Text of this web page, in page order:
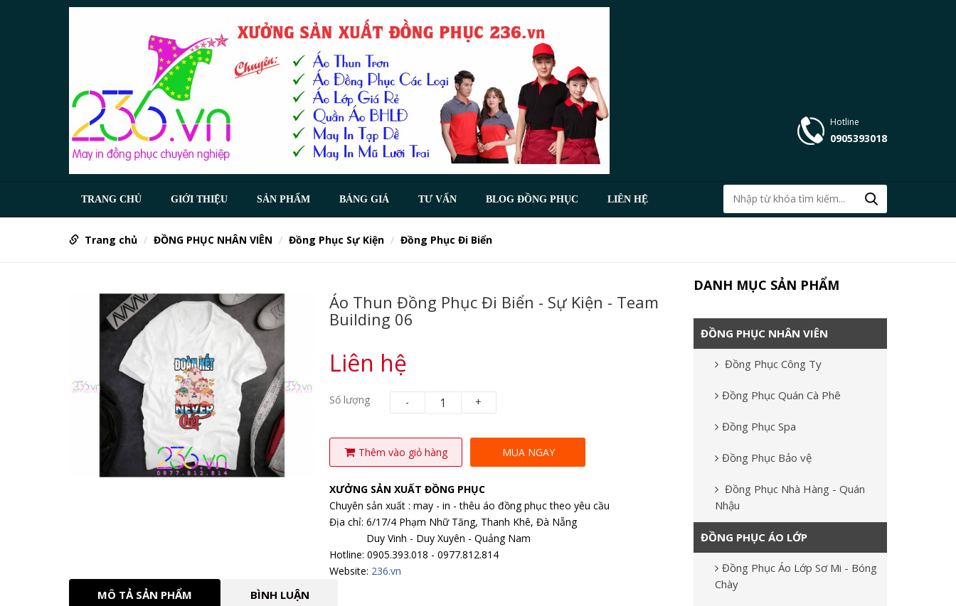
Hotline
0905393018
TRANG CHỦ GIỚI THIỆU SẢN PHẨM BẢNG GIÁ TƯ VẤN BLOG ĐỒNG PHỤC LIÊN HỆ
Trang chủ ĐỒNG PHỤC NHÂN VIÊN Đồng Phục Sự Kiện Đồng Phục Đi Biển
Áo Thun Đồng Phục Đi Biển - Sự Kiện - Team
Building 06
Liên hệ
Số lượng - +
Thêm vào giỏ hàng MUA NGAY
XƯỞNG SẢN XUẤT ĐỒNG PHỤC
Chuyên sản xuất : may - in - thêu áo đồng phục theo yêu cầu
Địa chỉ: 6/17/4 Phạm Nhữ Tăng, Thanh Khê, Đà Nẵng
Duy Vinh - Duy Xuyên - Quảng Nam
Hotline: 0905.393.018 - 0977.812.814
Website: 236.vn
MÔ TẢ SẢN PHẨM BÌNH LUẬN
DANH MỤC SẢN PHẨM
ĐỒNG PHỤC NHÂN VIÊN
Đồng Phục Công Ty
Đồng Phục Quán Cà Phê
Đồng Phục Spa
Đồng Phục Bảo vệ
Đồng Phục Nhà Hàng - Quán
Nhậu
ĐỒNG PHỤC ÁO LỚP
Đồng Phục Áo Lớp Sơ Mi - Bóng
Chày